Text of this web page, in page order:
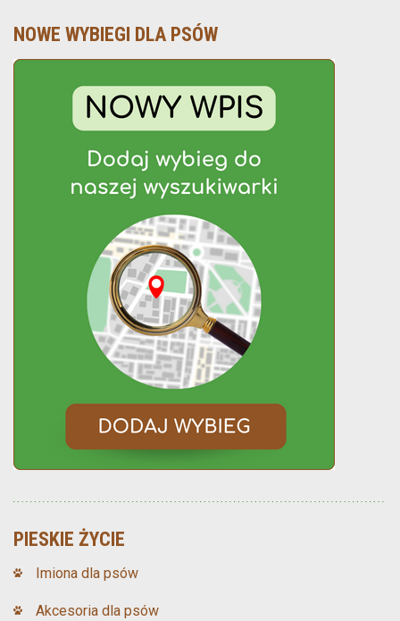
NOWE WYBIEGI DLA PSÓW
PIESKIE ŻYCIE
Imiona dla psów
Akcesoria dla psów